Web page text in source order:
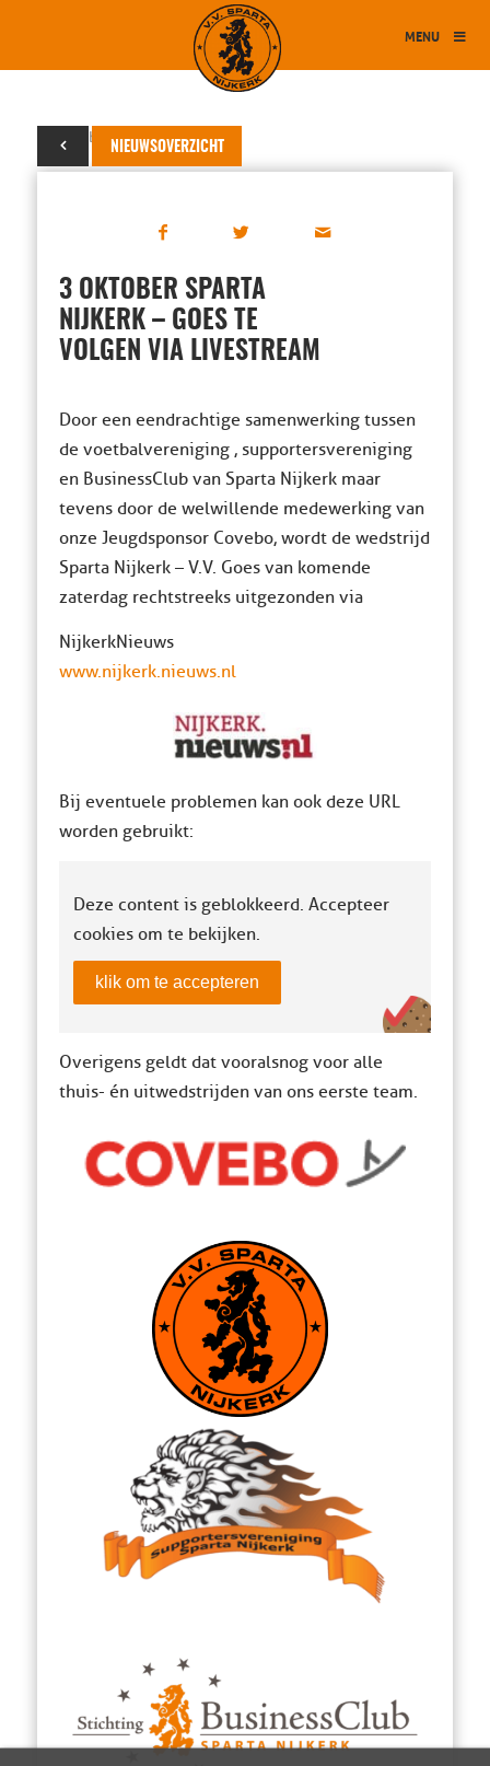
MENU
NIEUWSOVERZICHT
02 oktober 2020
3 OKTOBER SPARTA
NIJKERK – GOES TE
VOLGEN VIA LIVESTREAM
Door een eendrachtige samenwerking tussen
de voetbalvereniging , supportersvereniging
en BusinessClub van Sparta Nijkerk maar
tevens door de welwillende medewerking van
onze Jeugdsponsor Covebo, wordt de wedstrijd
Sparta Nijkerk – V.V. Goes van komende
zaterdag rechtstreeks uitgezonden via
NijkerkNieuws
www.nijkerk.nieuws.nl
Bij eventuele problemen kan ook deze URL
worden gebruikt:
Deze content is geblokkeerd. Accepteer
cookies om te bekijken.
klik om te accepteren
Overigens geldt dat vooralsnog voor alle
thuis- én uitwedstrijden van ons eerste team.